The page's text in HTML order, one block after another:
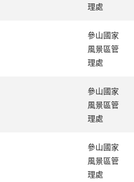
理處
參山國家
風景區管
理處
參山國家
風景區管
理處
參山國家
風景區管
理處